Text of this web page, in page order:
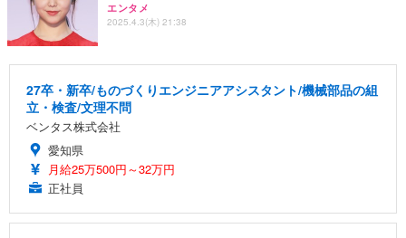
エンタメ
2025.4.3(木) 21:38
27卒・新卒/ものづくりエンジニアアシスタント/機械部品の組
立・検査/文理不問
ベンタス株式会社
愛知県
月給25万500円～32万円
正社員